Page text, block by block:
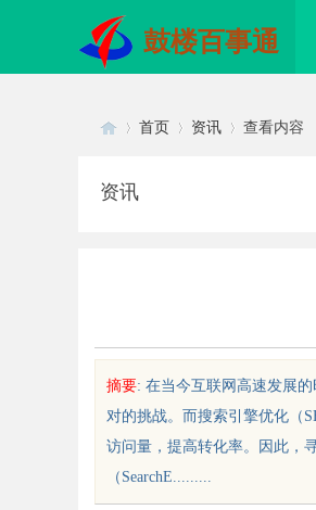
鼓楼百事通
sc
首页 资讯 查看内容
资讯
摘要: 在当今互联网高速发展
对的挑战。而搜索引擎优化（
访问量，提高转化率。因此，
（SearchE.........
双光谱成像：双光谱融合感